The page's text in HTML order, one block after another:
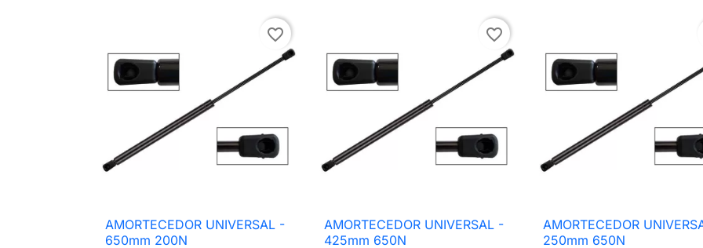
favorite_border
 Vista rápida
AMORTECEDOR UNIVERSAL -
650mm 200N
favorite_border
 Vista rápida
AMORTECEDOR UNIVERSAL -
425mm 650N
 Vista rápida
AMORTECEDOR
250mm 650N